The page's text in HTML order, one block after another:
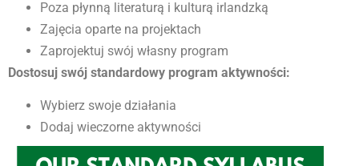
Poza płynną literaturą i kulturą irlandzką
Zajęcia oparte na projektach
Zaprojektuj swój własny program
Dostosuj swój standardowy program aktywności:
Wybierz swoje działania
Dodaj wieczorne aktywności